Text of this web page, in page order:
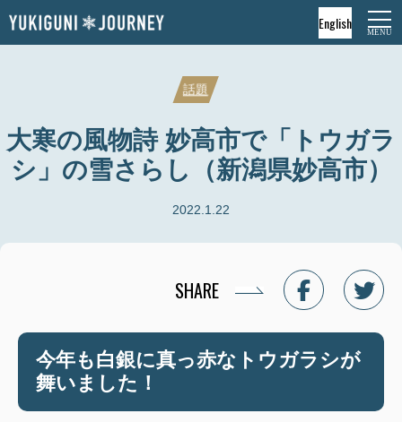
English
話題
大寒の風物詩 妙高市で「トウガラ
シ」の雪さらし（新潟県妙高市）
2022.1.22
SHARE
今年も白銀に真っ赤なトウガラシが
舞いました！